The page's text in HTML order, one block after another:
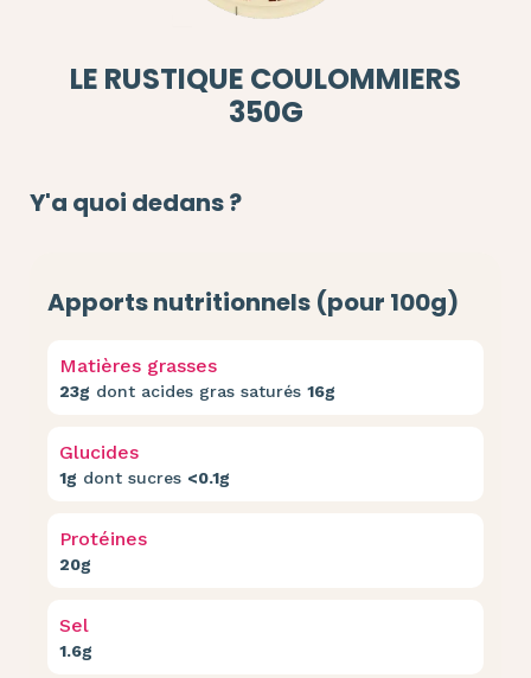
LE RUSTIQUE COULOMMIERS
350G
Y'a quoi dedans ?
Apports nutritionnels (pour 100g)
Matières grasses
23g dont acides gras saturés 16g
Glucides
1g dont sucres <0.1g
Protéines
20g
Sel
1.6g